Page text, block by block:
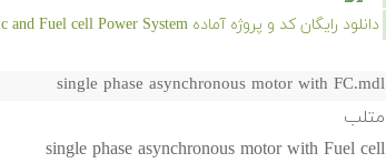
دانلود رایگان کد و پروژه آماده Hybrid Photovoltaic and Fuel cell Power System - کلیک کنید.
single phase asynchronous motor with FC.mdl
متلب
single phase asynchronous motor with Fuel cell